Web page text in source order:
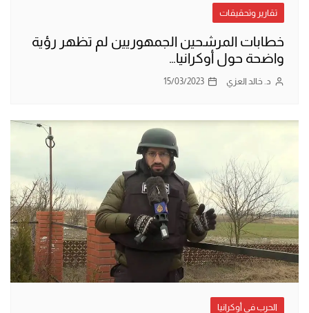
تقارير وتحقيقات
خطابات المرشحين الجمهوريين لم تظهر رؤية
واضحة حول أوكرانيا…
د. خالد العزي 15/03/2023
الحرب في أوكرانيا